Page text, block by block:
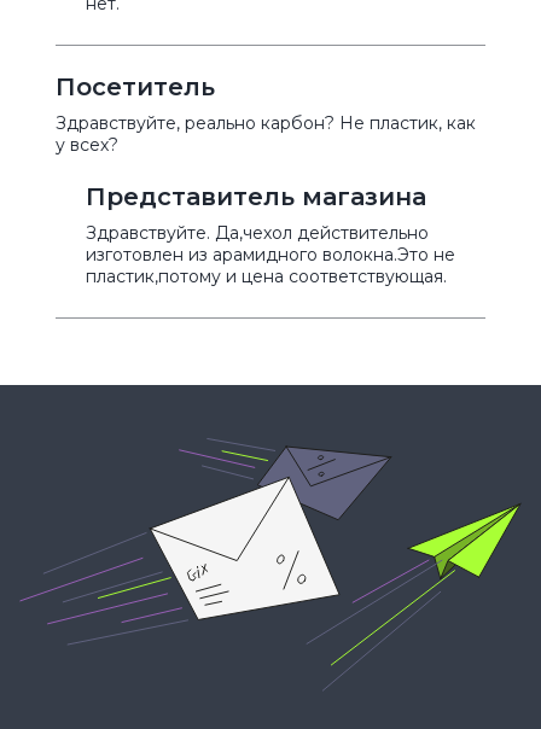
Посетитель
Здравствуйте, реально карбон? Не пластик, как
у всех?
Представитель магазина
Здравствуйте. Да,чехол действительно
изготовлен из арамидного волокна.Это не
пластик,потому и цена соответствующая.